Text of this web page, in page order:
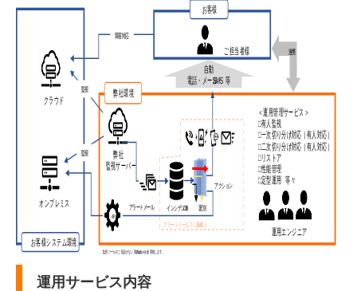
運用サービス内容